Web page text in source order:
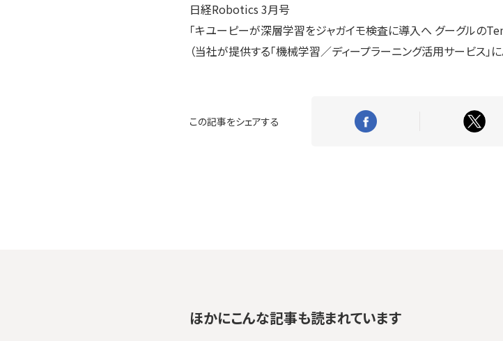
日経Robotics 3月号
「キユーピーが深層学習をジャガイモ検査に導入へ グーグルの
（当社が提供する「機械学習／ディープラーニング活用サービス」
この記事をシェアする
ほかにこんな記事も読まれています